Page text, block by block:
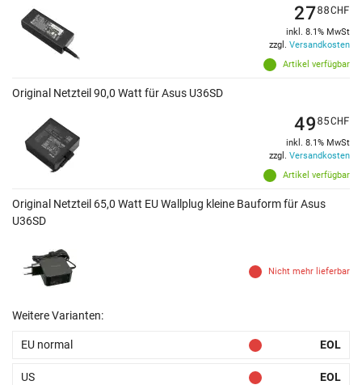
Artikel verfügbar
2788CHF
inkl. 8.1% MwSt
zzgl. Versandkosten
Original Netzteil 90,0 Watt für Asus U36SD
Artikel verfügbar
4985CHF
inkl. 8.1% MwSt
zzgl. Versandkosten
Original Netzteil 65,0 Watt EU Wallplug kleine Bauform für Asus
U36SD
Nicht mehr lieferbar
Weitere Varianten:
EU normal EOL
US EOL